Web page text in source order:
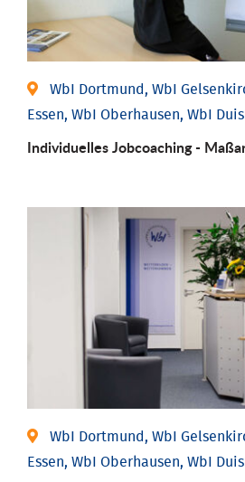
WbI Dortmund, WbI
Essen, WbI Oberhausen, WbI
Individu­elles Job­coaching -
WbI Dortmund, WbI
Essen, WbI Oberhausen, WbI